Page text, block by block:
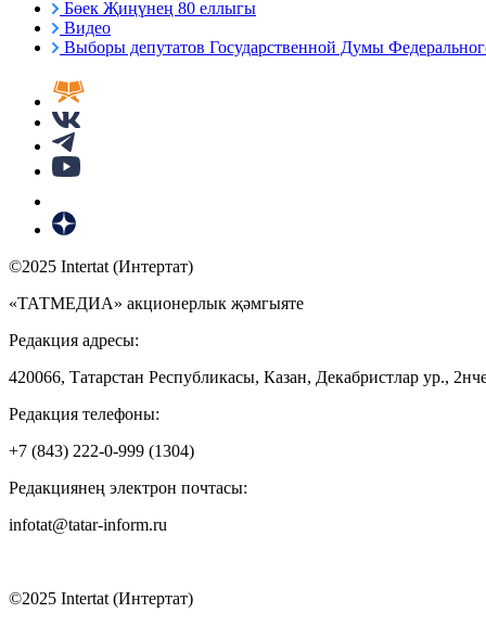
Бөек Җиңүнең 80 еллыгы
Видео
Выборы депутатов Государственной Думы
©2025 Intertat (Интертат)
«ТАТМЕДИА» акционерлык җәмгыяте
Редакция адресы:
420066, Татарстан Республикасы, Казан, Декабристлар ур.,
Редакция телефоны:
+7 (843) 222-0-999 (1304)
Редакциянең электрон почтасы:
infotat@tatar-inform.ru
©2025 Intertat (Интертат)